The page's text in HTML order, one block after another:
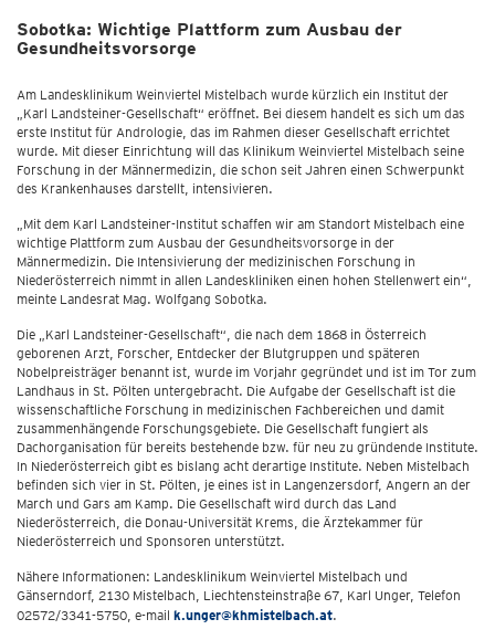
Sobotka: Wichtige Plattform zum Ausbau der
Gesundheitsvorsorge
Am Landesklinikum Weinviertel Mistelbach wurde kürzlich ein Institut der
„Karl Landsteiner-Gesellschaft“ eröffnet. Bei diesem handelt es sich um das
erste Institut für Andrologie, das im Rahmen dieser Gesellschaft errichtet
wurde. Mit dieser Einrichtung will das Klinikum Weinviertel Mistelbach seine
Forschung in der Männermedizin, die schon seit Jahren einen Schwerpunkt
des Krankenhauses darstellt, intensivieren.
„Mit dem Karl Landsteiner-Institut schaffen wir am Standort Mistelbach eine
wichtige Plattform zum Ausbau der Gesundheitsvorsorge in der
Männermedizin. Die Intensivierung der medizinischen Forschung in
Niederösterreich nimmt in allen Landeskliniken einen hohen Stellenwert ein“,
meinte Landesrat Mag. Wolfgang Sobotka.
Die „Karl Landsteiner-Gesellschaft“, die nach dem 1868 in Österreich
geborenen Arzt, Forscher, Entdecker der Blutgruppen und späteren
Nobelpreisträger benannt ist, wurde im Vorjahr gegründet und ist im Tor zum
Landhaus in St. Pölten untergebracht. Die Aufgabe der Gesellschaft ist die
wissenschaftliche Forschung in medizinischen Fachbereichen und damit
zusammenhängende Forschungsgebiete. Die Gesellschaft fungiert als
Dachorganisation für bereits bestehende bzw. für neu zu gründende Institute.
In Niederösterreich gibt es bislang acht derartige Institute. Neben Mistelbach
befinden sich vier in St. Pölten, je eines ist in Langenzersdorf, Angern an der
March und Gars am Kamp. Die Gesellschaft wird durch das Land
Niederösterreich, die Donau-Universität Krems, die Ärztekammer für
Niederösterreich und Sponsoren unterstützt.
Nähere Informationen: Landesklinikum Weinviertel Mistelbach und
Gänserndorf, 2130 Mistelbach, Liechtensteinstraße 67, Karl Unger, Telefon
02572/3341-5750, e-mail k.unger@khmistelbach.at.